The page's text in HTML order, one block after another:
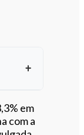
em
com a